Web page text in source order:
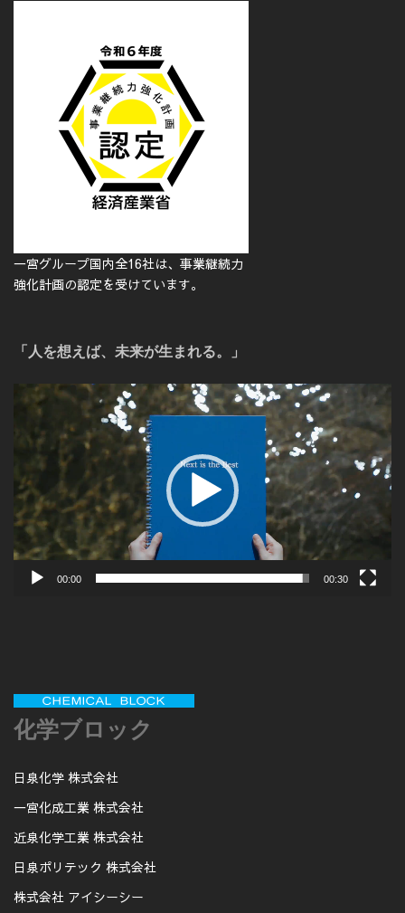
一宮グループ国内全16社は、事業継続力
強化計画の認定を受けています。
「人を想えば、未来が生まれる。」
ー
ヤ
ー
00:00 00:30
化学ブロック
日泉化学 株式会社
一宮化成工業 株式会社
近泉化学工業 株式会社
日泉ポリテック 株式会社
株式会社 アイシーシー